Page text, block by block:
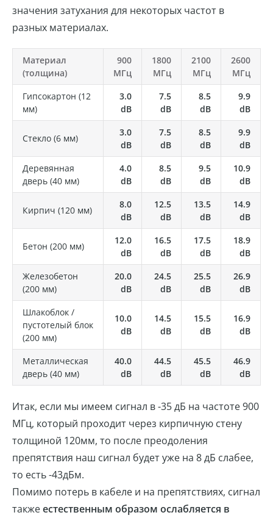
значения затухания для некоторых частот в
разных материалах.
Материал
(толщина)
900
МГц
1800
МГц
2100
МГц
2600
МГц
Гипсокартон (12
мм)
3.0
dB
7.5
dB
8.5
dB
9.9
dB
Стекло (6 мм)
3.0
dB
7.5
dB
8.5
dB
9.9
dB
Деревянная
дверь (40 мм)
4.0
dB
8.5
dB
9.5
dB
10.9
dB
Кирпич (120 мм)
8.0
dB
12.5
dB
13.5
dB
14.9
dB
Бетон (200 мм)
12.0
dB
16.5
dB
17.5
dB
18.9
dB
Железобетон
(200 мм)
20.0
dB
24.5
dB
25.5
dB
26.9
dB
Шлакоблок /
пустотелый блок
(200 мм)
10.0
dB
14.5
dB
15.5
dB
16.9
dB
Металлическая
дверь (40 мм)
40.0
dB
44.5
dB
45.5
dB
46.9
dB
Итак, если мы имеем сигнал в -35 дБ на частоте 900
МГц, который проходит через кирпичную стену
толщиной 120мм, то после преодоления
препятствия наш сигнал будет уже на 8 дБ слабее,
то есть -43дБм.
Помимо потерь в кабеле и на препятствиях, сигнал
такжеестественным образом ослабляется в